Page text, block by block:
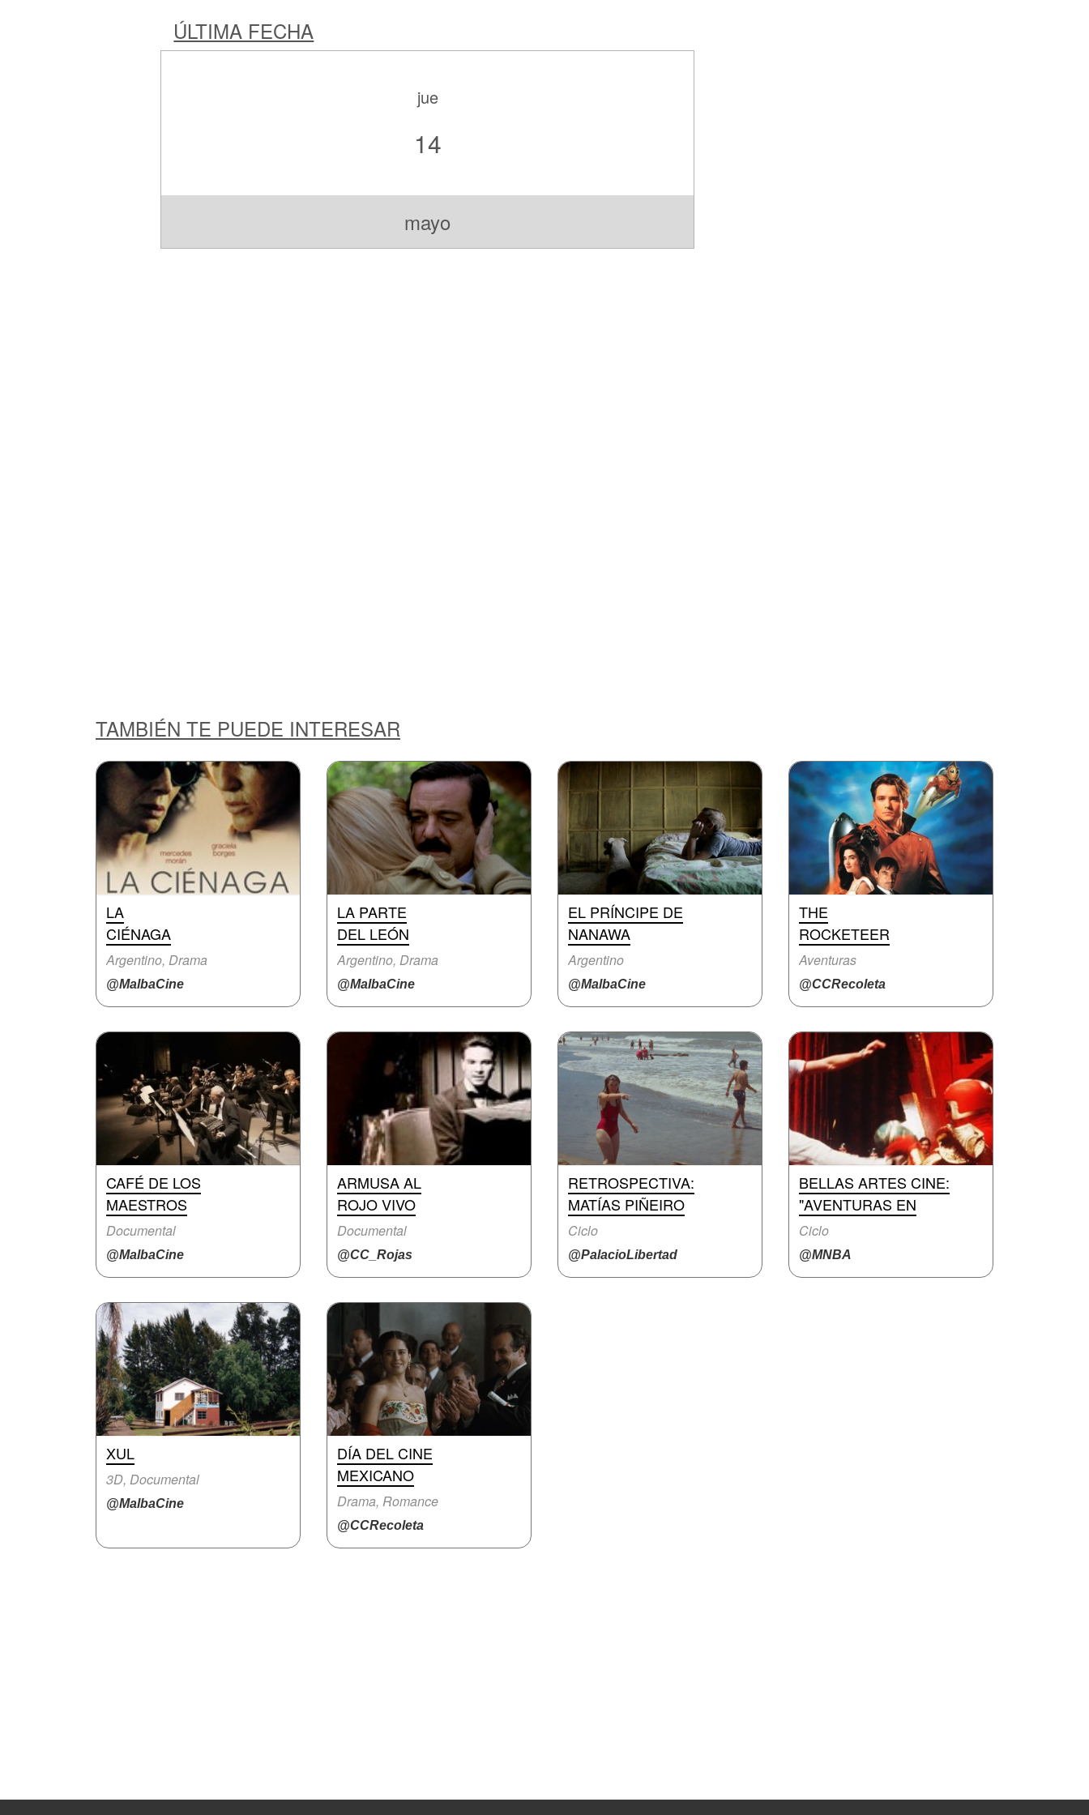
ÚLTIMA FECHA
jue
14
mayo
TAMBIÉN TE PUEDE INTERESAR
LA
CIÉNAGA
Argentino, Drama
@MalbaCine
LA PARTE
DEL LEÓN
Argentino, Drama
@MalbaCine
EL PRÍNCIPE DE
NANAWA
Argentino
@MalbaCine
THE
ROCKETEER
Aventuras
@CCRecoleta
CAFÉ DE LOS
MAESTROS
Documental
@MalbaCine
ARMUSA AL
ROJO VIVO
Documental
@CC_Rojas
RETROSPECTIVA:
MATÍAS PIÑEIRO
Ciclo
@PalacioLibertad
BELLAS ARTES CINE:
"AVENTURAS EN
Ciclo
@MNBA
XUL
3D, Documental
@MalbaCine
DÍA DEL CINE
MEXICANO
Drama, Romance
@CCRecoleta